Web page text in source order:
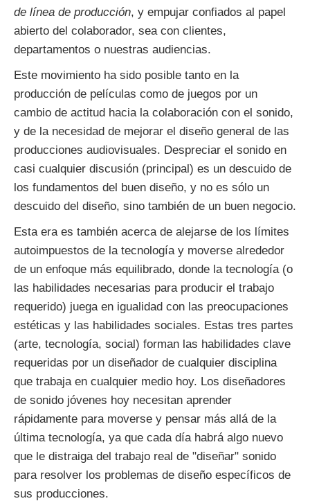
de línea de producción, y empujar confiados al papel
abierto del colaborador, sea con clientes,
departamentos o nuestras audiencias.
Este movimiento ha sido posible tanto en la
producción de películas como de juegos por un
cambio de actitud hacia la colaboración con el sonido,
y de la necesidad de mejorar el diseño general de las
producciones audiovisuales. Despreciar el sonido en
casi cualquier discusión (principal) es un descuido de
los fundamentos del buen diseño, y no es sólo un
descuido del diseño, sino también de un buen negocio.
Esta era es también acerca de alejarse de los límites
autoimpuestos de la tecnología y moverse alrededor
de un enfoque más equilibrado, donde la tecnología (o
las habilidades necesarias para producir el trabajo
requerido) juega en igualidad con las preocupaciones
estéticas y las habilidades sociales. Estas tres partes
(arte, tecnología, social) forman las habilidades clave
requeridas por un diseñador de cualquier disciplina
que trabaja en cualquier medio hoy. Los diseñadores
de sonido jóvenes hoy necesitan aprender
rápidamente para moverse y pensar más allá de la
última tecnología, ya que cada día habrá algo nuevo
que le distraiga del trabajo real de "diseñar" sonido
para resolver los problemas de diseño específicos de
sus producciones.